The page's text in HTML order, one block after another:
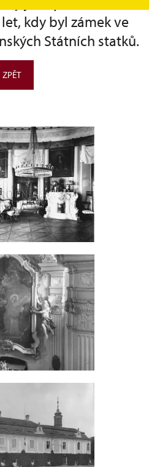
kdy byl zámek ve
Státních statků.
ZPĚT